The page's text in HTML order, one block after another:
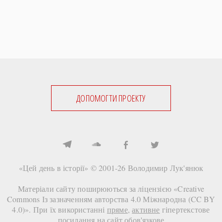
ДОПОМОГТИ ПРОЕКТУ
«Цей день в історії» © 2001-26 Володимир Лук'янюк
Матеріали сайту поширюються за ліцензією «Creative
Commons Із зазначенням авторства 4.0 Міжнародна (CC BY
4.0)». При їх використанні пряме,активне гіпертекстове
посилання на сайтобов'язкове